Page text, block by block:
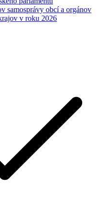
samosprávy obcí a orgánov
v roku 2026